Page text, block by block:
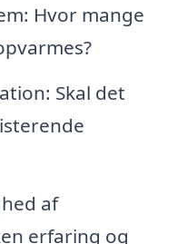
Hvor mange
Skal det
af
erfaring og